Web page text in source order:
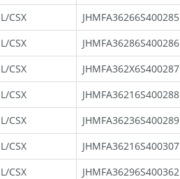
CSX JHMFA36266S400285
CSX JHMFA36286S400286
CSX JHMFA362X6S400287
CSX JHMFA36216S400288
CSX JHMFA36236S400289
CSX JHMFA36216S400307
CSX JHMFA36296S400362